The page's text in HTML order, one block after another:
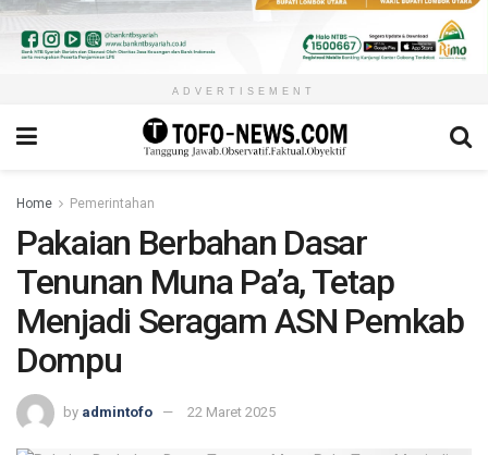
ADVERTISEMENT
Home Pemerintahan
Pakaian Berbahan Dasar
Tenunan Muna Pa’a, Tetap
Menjadi Seragam ASN Pemkab
Dompu
by admintofo 22 Maret 2025